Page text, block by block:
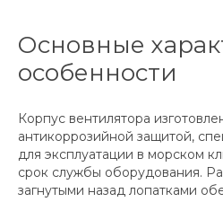
Основные
особенности
Корпус вентилятора
антикоррозийной защитой,
для эксплуатации в морском
срок службы оборудования.
загнутыми назад лопатками